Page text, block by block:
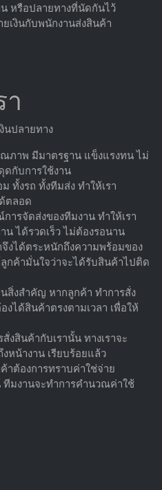
หรือปลายทางที่นัดกันไว้
เงินกับพนักงานส่งสินค้า
า
นปลายทาง
ภาพ มีมาตรฐาน แข็งแรงทน ไม่
ดกับการใช้งาน
ทั้งรถ ทั้งทีมส่ง ทำให้เรา
ตลอด
ารจัดส่งของทีมงาน ทำให้เรา
น ได้รวดเร็ว ไม่ต้องรอนาน
จึงได้ตระหนักถึงความพร้อมของ
กค้ามั่นใจว่าจะได้รับสินค้าไปติด
นสิ่งสำคัญ หากลูกค้า ทำการสั่ง
งได้สินค้าตรงตามเวลา เพื่อให้
สั่งสินค้ากับเรานั้น ทางเราจะ
หน้างาน เรียบร้อยแล้ว
าต้องการทราบค่าใช่จ่าย
ทีมงานจะทำการคำนวณค่าใช้